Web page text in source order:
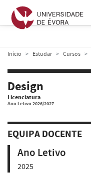
Início Estudar Cursos
Design
Licenciatura
Ano Letivo 2026/2027
EQUIPA DOCENTE
Ano Letivo
2025